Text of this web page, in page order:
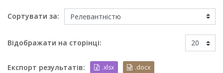
Сортувати за:
Відображати на сторінці:
Експорт результатів: .xlsx .docx